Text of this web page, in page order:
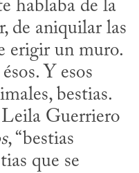
hablaba de la
de aniquilar las
erigir un muro.
Y esos
bestias.
Guerriero
, “bestias
que se